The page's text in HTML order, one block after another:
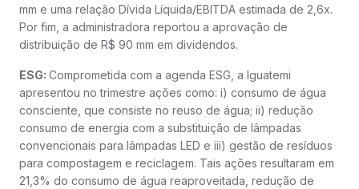
mm e uma relação Dívida Líquida/EBITDA estimada de 2,6x.
Por fim, a administradora reportou a aprovação de
distribuição de R$ 90 mm em dividendos.
ESG: Comprometida com a agenda ESG, a Iguatemi
apresentou no trimestre ações como: i) consumo de água
consciente, que consiste no reuso de água; ii) redução
consumo de energia com a substituição de lâmpadas
convencionais para lâmpadas LED e iii) gestão de resíduos
para compostagem e reciclagem. Tais ações resultaram em
21,3% do consumo de água reaproveitada, redução de